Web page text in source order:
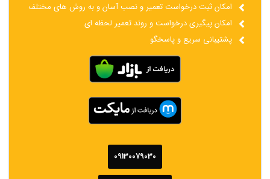
امکان ثبت درخواست تعمیر و نصب آسان و به روش های مختلف
امکان پیگیری درخواست و روند تعمیر لحظه ای
پشتیبانی سریع و پاسخگو
09130079030